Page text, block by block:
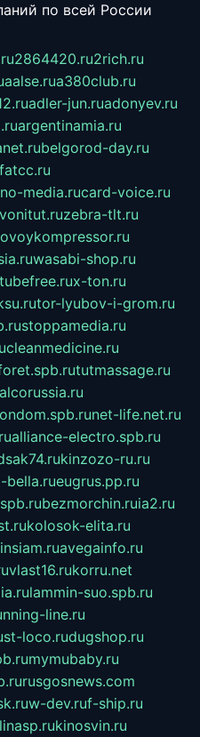
по всей России
2864420.ru2rich.ru
aalse.rua380club.ru
adler-jun.ruadonyev.ru
argentinamia.ru
belgorod-day.ru
media.rucard-voice.ru
zebra-tlt.ru
wasabi-shop.ru
x-ton.ru
tor-lyubov-i-grom.ru
stoppamedia.ru
cleanmedicine.ru
tutmassage.ru
net-life.net.ru
alliance-electro.spb.ru
kinzozo-ru.ru
bella.rueugrus.pp.ru
bezmorchin.ruia2.ru
kolosok-elita.ru
insiam.ruavegainfo.ru
vlast16.rukorru.net
lammin-suo.spb.ru
line.ru
loco.rudugshop.ru
mymubaby.ru
rusgosnews.com
w-dev.ruf-ship.ru
kinosvin.ru